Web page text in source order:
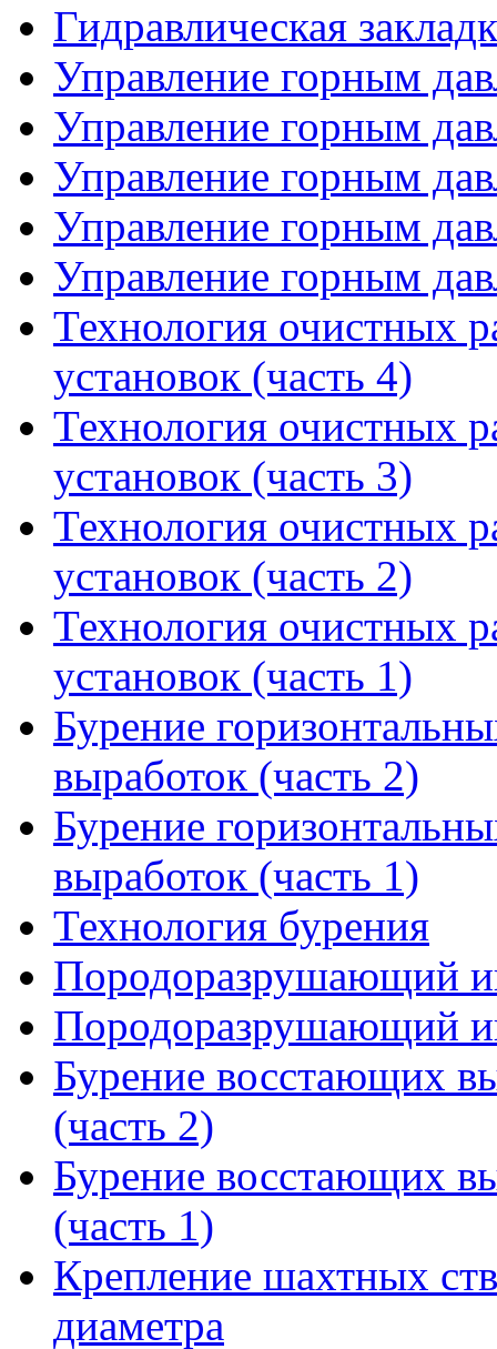
Гидравлическая
Управление горным
Управление горным
Управление горным
Управление горным
Управление горным
Технология очистных
установок (часть 4)
Технология очистных
установок (часть 3)
Технология очистных
установок (часть 2)
Технология очистных
установок (часть 1)
Бурение
выработок (часть 2)
Бурение
выработок (часть 1)
Технология бурения
Породоразрушающий
Породоразрушающий
Бурение восстающих
(часть 2)
Бурение восстающих
(часть 1)
Крепление шахтных
диаметра